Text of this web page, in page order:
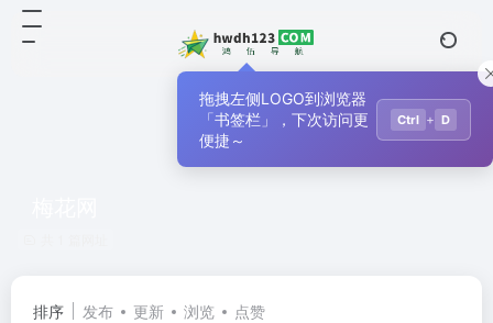
排序 发布 更新 浏览 点赞
拖拽左侧LOGO到浏览器
「书签栏」，下次访问更
便捷～
Ctrl + D